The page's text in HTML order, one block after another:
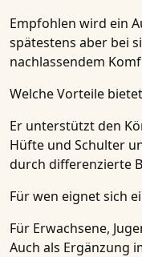
Empfohlen wird ein
spätestens aber bei
nachlassendem
Welche Vorteile
Er unterstützt den
Hüfte und Schulter
durch differenzierte
Für wen eignet sich
Für Erwachsene,
Auch als Ergänzung